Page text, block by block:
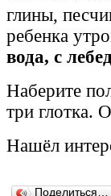
глины,
ребенка
вода, с
Наберите
три глотка.
Нашёл
Поделиться…